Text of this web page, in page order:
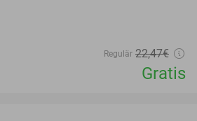
Regulär 22,47€
Gratis